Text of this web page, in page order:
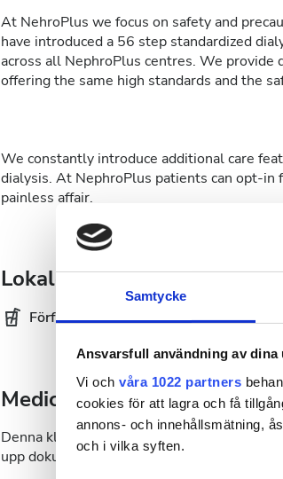
Samtycke
Ansvarsfull användning av dina
Vi och våra 1022 partners
cookies för att lagra och få
annons- och innehållsmätning,
och i vilka syften.
At NehroPlus we focus on safety and
have introduced a 56 step standardized
across all NephroPlus centres. We provide
offering the same high standards and the
We constantly introduce additional care
dialysis. At NephroPlus patients can opt-
painless affair.
Lokaler
Förfriskningar Gratis
Medicinsk dokumentation
Denna klinik kräver specifik medicinsk
upp dokument online eller ta med dem till